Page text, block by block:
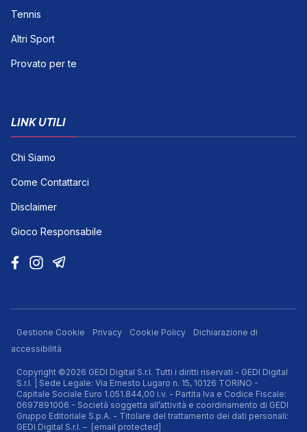
Tennis
Altri Sport
Provato per te
LINK UTILI
Chi Siamo
Come Contattarci
Disclaimer
Gioco Responsabile
Gestione Cookie Privacy Cookie Policy
Dichiarazione di
accessibilità
Copyright ©2026 GEDI Digital S.r.l. Tutti i diritti riservati - GEDI Digital
S.r.l. | Sede Legale: Via Ernesto Lugaro n. 15, 10126 TORINO -
Capitale Sociale Euro 1.051.844,00 i.v. - Partita Iva e Codice Fiscale:
0697891006 - Società soggetta all’attività e coordinamento di GEDI
Gruppo Editoriale S.p.A. - Titolare del trattamento dei dati personali:
GEDI Digital S.r.l. – [email protected]